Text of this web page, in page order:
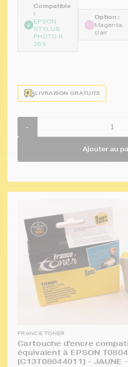
Compatible
:
EPSON
STYLUS
PHOTO R
265
Option :
Magenta
clair
LIVRAISON GRATUITE
-
Ajouter au
FRANCE TONER
Cartouche d'encre
équivalent à EPSON
(C13T08044011) -